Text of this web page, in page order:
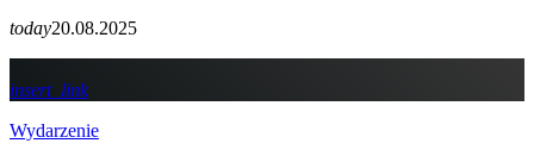
today20.08.2025
insert_link
Wydarzenie